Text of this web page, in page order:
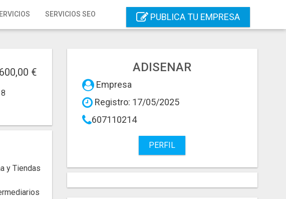
SERVICIOS SEO PUBLICA TU EMPRESA
€
y Tiendas
ADISENAR
Empresa
Registro: 17/05/2025
607110214
PERFIL